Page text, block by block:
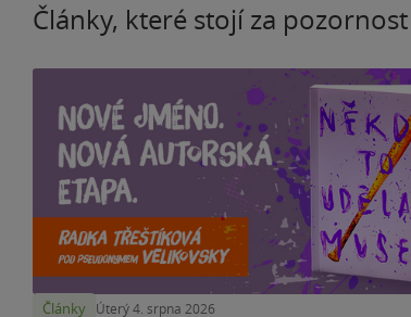
Články, které stojí za pozornost
Články Úterý 4. srpna 2026